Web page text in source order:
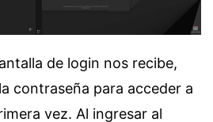
de login nos recibe,
contraseña para acceder a
vez. Al ingresar al